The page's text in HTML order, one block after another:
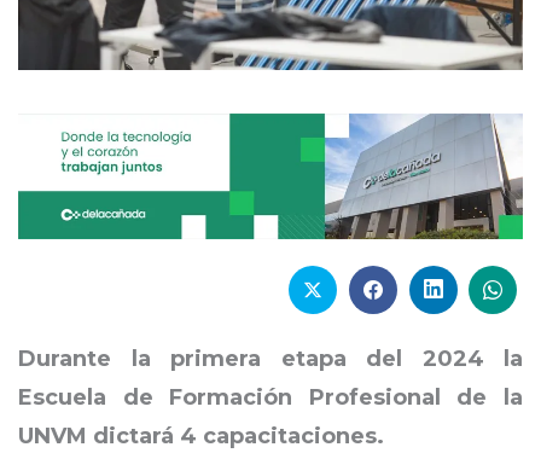
Durante la primera etapa del 2024 la
Escuela de Formación Profesional de la
UNVM dictará 4 capacitaciones.